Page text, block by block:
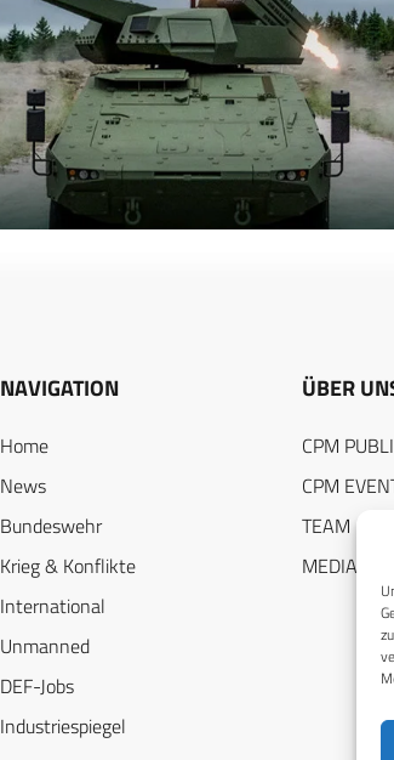
NAVIGATION
Home
News
Bundeswehr
Krieg & Konflikte
International
Unmanned
DEF-Jobs
Industriespiegel
ÜBER
CPM
CPM
TEAM